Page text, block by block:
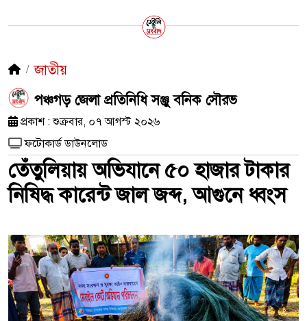
জাতীয়
পঞ্চগড় জেলা প্রতিনিধি সঞ্জু বনিক সৌরভ
প্রকাশ : শুক্রবার, ০৭ আগস্ট ২০২৬
ফটোকার্ড ডাউনলোড
তেঁতুলিয়ায় অভিযানে ৫০ হাজার টাকার
নিষিদ্ধ কারেন্ট জাল জব্দ, আগুনে ধ্বংস